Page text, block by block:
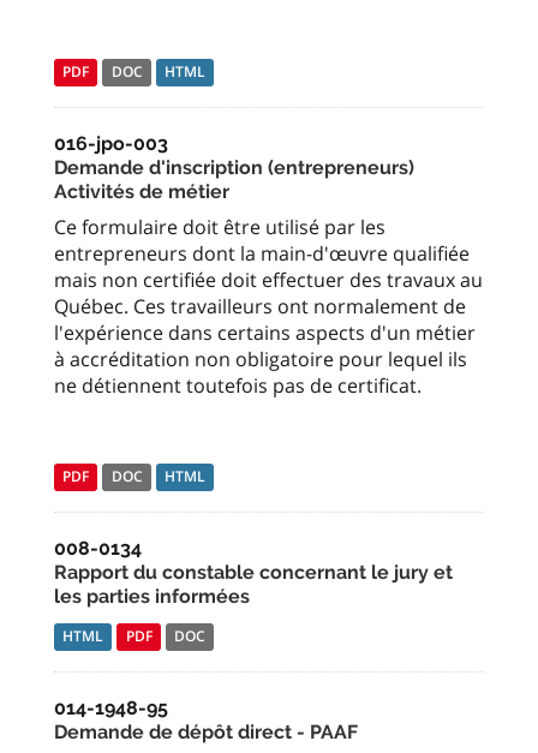
PDF DOC HTML
016-jpo-003
Demande d'inscription (entrepreneurs)
Activités de métier
Ce formulaire doit être utilisé par les
entrepreneurs dont la main-d'œuvre qualifiée
mais non certifiée doit effectuer des travaux au
Québec. Ces travailleurs ont normalement de
l'expérience dans certains aspects d'un métier
à accréditation non obligatoire pour lequel ils
ne détiennent toutefois pas de certificat.
PDF DOC HTML
008-0134
Rapport du constable concernant le jury et
les parties informées
HTML PDF DOC
014-1948-95
Demande de dépôt direct - PAAF